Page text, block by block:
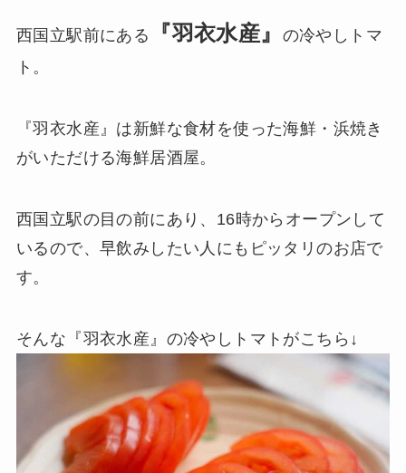
西国立駅前にある 『羽衣水産』
の冷やしトマ
ト。
『羽衣水産』は新鮮な食材を使った海鮮・浜焼き
がいただける海鮮居酒屋。
西国立駅の目の前にあり、16時からオープンして
いるので、早飲みしたい人にもピッタリのお店で
す。
そんな『羽衣水産』の冷やしトマトがこちら↓